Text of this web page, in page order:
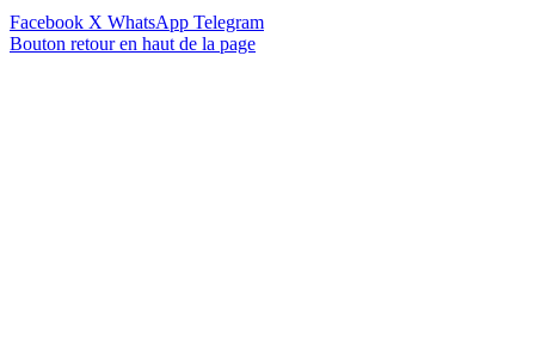
Facebook X WhatsApp Telegram
Bouton retour en haut de la page